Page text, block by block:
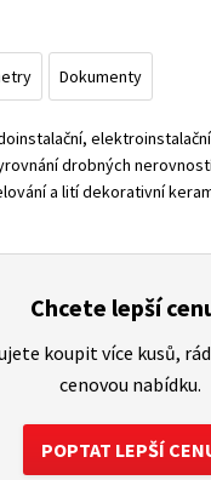
Dokumenty
drobných
a lití dekorativní
Chcete lepší
koupit více kusů,
cenovou nabídku.
POPTAT LEPŠÍ